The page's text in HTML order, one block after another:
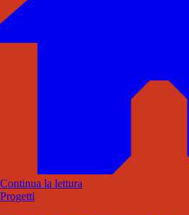
Continua la lettura
Progetti